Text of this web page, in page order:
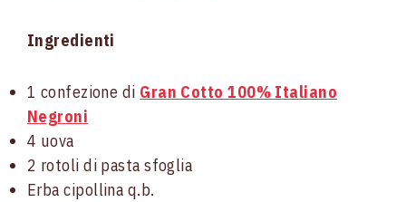
Ingredienti
1 confezione di Gran Cotto 100% Italiano
Negroni
4 uova
2 rotoli di pasta sfoglia
Erba cipollina q.b.